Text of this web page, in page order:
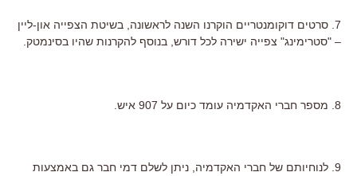
7. סרטים דוקומנטריים הוקרנו השנה לראשונה, בשיטת הצפייה און-ליין
– "סטרימינג" צפייה ישירה לכל דורש, בנוסף להקרנות שהיו בסינמטק.
8. מספר חברי האקדמיה עומד כיום על 907 איש.
9. לנוחיותם של חברי האקדמיה, ניתן לשלם דמי חבר גם באמצעות